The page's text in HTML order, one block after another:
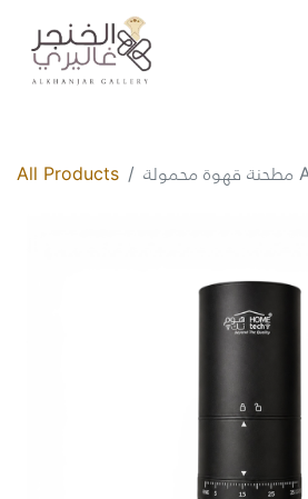
All Products